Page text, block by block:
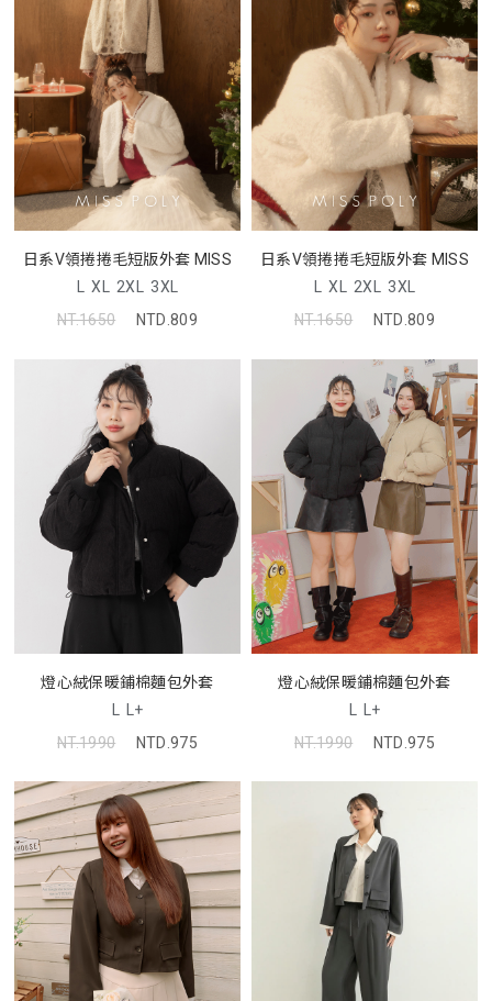
日系V領捲捲毛短版外套 MISS
L XL 2XL 3XL
NT.1650
NTD.809
日系V領捲捲毛短版外套 MISS
L XL 2XL 3XL
NT.1650
NTD.809
燈心絨保暖鋪棉麵包外套
L L+
NT.1990
NTD.975
燈心絨保暖鋪棉麵包外套
L L+
NT.1990
NTD.975